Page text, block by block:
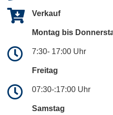
Verkauf
Montag bis
7:30- 17:00 Uhr
Freitag
07:30-:17:00 Uhr
Samstag